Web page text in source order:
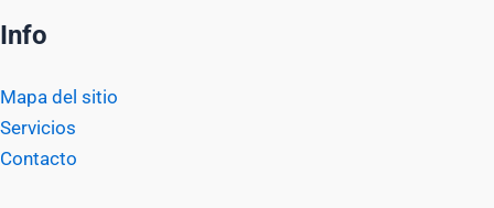
Info
Mapa del sitio
Servicios
Contacto